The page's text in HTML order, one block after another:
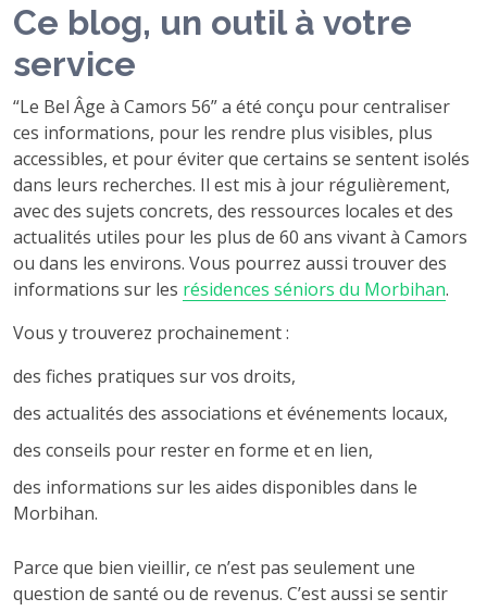
Ce blog, un outil à votre
service
“Le Bel Âge à Camors 56” a été conçu pour centraliser
ces informations, pour les rendre plus visibles, plus
accessibles, et pour éviter que certains se sentent isolés
dans leurs recherches. Il est mis à jour régulièrement,
avec des sujets concrets, des ressources locales et des
actualités utiles pour les plus de 60 ans vivant à Camors
ou dans les environs. Vous pourrez aussi trouver des
informations sur les résidences séniors du Morbihan.
Vous y trouverez prochainement :
des fiches pratiques sur vos droits,
des actualités des associations et événements locaux,
des conseils pour rester en forme et en lien,
des informations sur les aides disponibles dans le
Morbihan.
Parce que bien vieillir, ce n’est pas seulement une
question de santé ou de revenus. C’est aussi se sentir